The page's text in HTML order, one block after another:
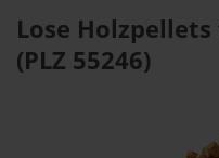
Lose
(PLZ 55246)